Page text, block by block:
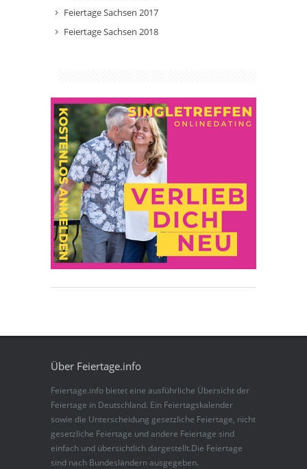
Feiertage Sachsen 2017
Feiertage Sachsen 2018
Über Feiertage.info
Feiertage.info bietet eine ausführliche Übersicht der
Feiertage in Deutschland. Ein Feiertagskalender
sowie die Unterscheidung gesetzliche Feiertage, nicht
gesetzliche Feiertage und andere Feiertage sind
einfach und übersichtlich dargestellt.Die Feiertage
sind nach Bundesländern ausgegeben.